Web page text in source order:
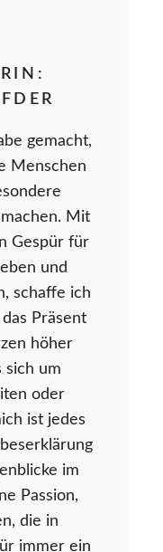
gemacht,
Menschen
Mit
Gespür für
und
schaffe ich
Präsent
höher
sich um
oder
ist jedes
im
Passion,
die in
immer ein